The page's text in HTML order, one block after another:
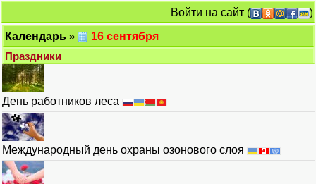
Войти на сайт (
)
Календарь »
16 сентября
Праздники
День работников леса
Международный день охраны озонового слоя